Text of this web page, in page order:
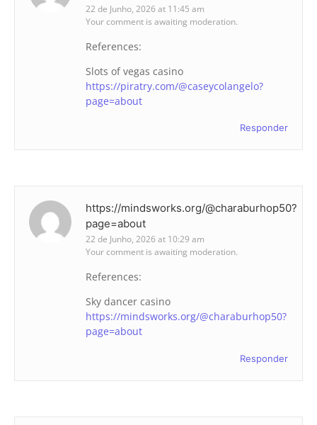
22 de Junho, 2026 at 11:45 am
Your comment is awaiting moderation.
References:
Slots of vegas casino
https://piratry.com/@caseycolangelo?
page=about
Responder
https://mindsworks.org/@charaburhop50?
page=about
22 de Junho, 2026 at 10:29 am
Your comment is awaiting moderation.
References:
Sky dancer casino
https://mindsworks.org/@charaburhop50?
page=about
Responder